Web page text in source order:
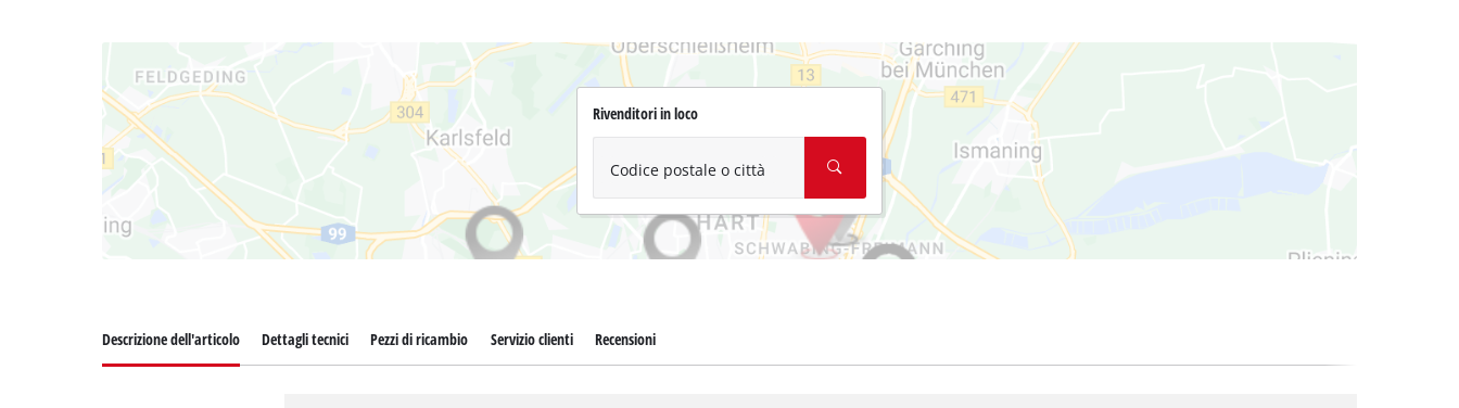
Rivenditori in loco
Codice postale o città
Descrizione dell'articolo Dettagli tecnici Pezzi di ricambio Servizio clienti Recensioni